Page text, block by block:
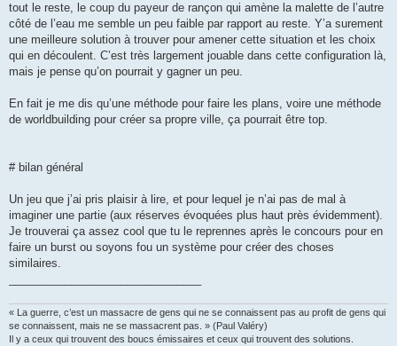
tout le reste, le coup du payeur de rançon qui amène la malette de l’autre
côté de l’eau me semble un peu faible par rapport au reste. Y’a surement
une meilleure solution à trouver pour amener cette situation et les choix
qui en découlent. C’est très largement jouable dans cette configuration là,
mais je pense qu’on pourrait y gagner un peu.
En fait je me dis qu’une méthode pour faire les plans, voire une méthode
de worldbuilding pour créer sa propre ville, ça pourrait être top.
# bilan général
Un jeu que j’ai pris plaisir à lire, et pour lequel je n’ai pas de mal à
imaginer une partie (aux réserves évoquées plus haut près évidemment).
Je trouverai ça assez cool que tu le reprennes après le concours pour en
faire un burst ou soyons fou un système pour créer des choses
similaires.
« La guerre, c’est un massacre de gens qui ne se connaissent pas au profit de gens qui
se connaissent, mais ne se massacrent pas. » (Paul Valéry)
Il y a ceux qui trouvent des boucs émissaires et ceux qui trouvent des solutions.